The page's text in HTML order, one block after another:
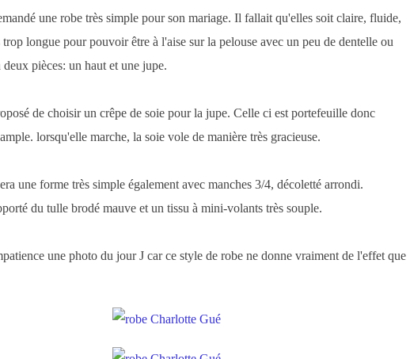
une robe très simple pour son mariage. Il fallait qu'elles soit claire, fluide,
longue pour pouvoir être à l'aise sur la pelouse avec un peu de dentelle ou
pièces: un haut et une jupe.
de choisir un crêpe de soie pour la jupe. Celle ci est portefeuille donc
lorsqu'elle marche, la soie vole de manière très gracieuse.
une forme très simple également avec manches 3/4, décoletté arrondi.
du tulle brodé mauve et un tissu à mini-volants très souple.
une photo du jour J car ce style de robe ne donne vraiment de l'effet que